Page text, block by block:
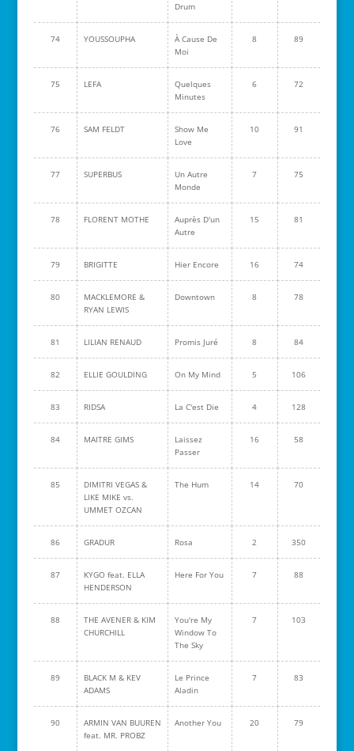
Drum
74 YOUSSOUPHA
À Cause De
Moi
8 89
75 LEFA
Quelques
Minutes
6 72
76 SAM FELDT
Show Me
Love
10 91
77 SUPERBUS
Un Autre
Monde
7 75
78 FLORENT MOTHE
Auprès D'un
Autre
15 81
79 BRIGITTE Hier Encore 16 74
80
MACKLEMORE &
RYAN LEWIS
Downtown 8 78
81 LILIAN RENAUD Promis Juré 8 84
82 ELLIE GOULDING On My Mind 5 106
83 RIDSA La C'est Die 4 128
84 MAITRE GIMS
Laissez
Passer
16 58
85
DIMITRI VEGAS &
LIKE MIKE vs.
UMMET OZCAN
The Hum 14 70
86 GRADUR Rosa 2 350
87
KYGO feat. ELLA
HENDERSON
Here For You 7 88
88
THE AVENER & KIM
CHURCHILL
You're My
Window To
The Sky
7 103
89
BLACK M & KEV
ADAMS
Le Prince
Aladin
7 83
90
ARMIN VAN BUUREN
feat. MR. PROBZ
Another You 20 79